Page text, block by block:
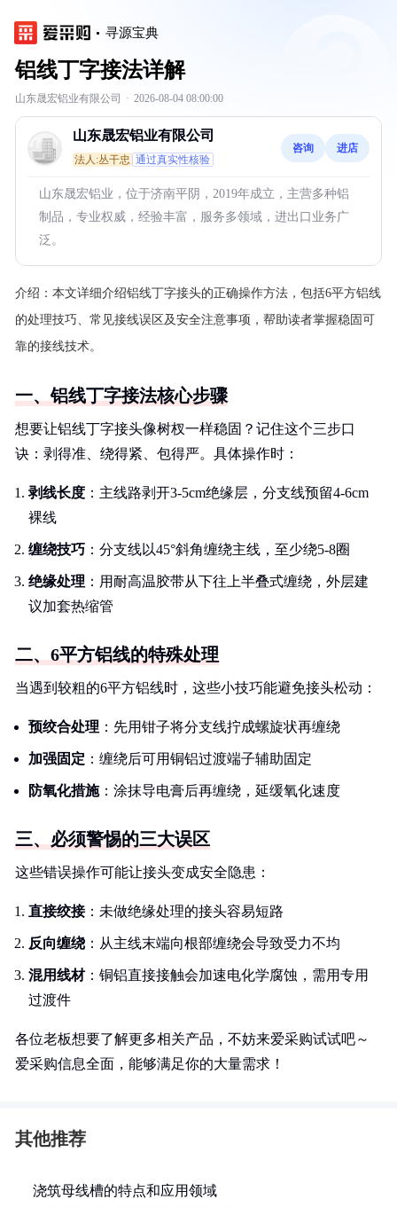
寻源宝典
铝线丁字接法详解
山东晟宏铝业有限公司 · 2026-08-04 08:00:00
山东晟宏铝业有限公司
法人:丛干忠 通过真实性核验
咨询 进店
山东晟宏铝业，位于济南平阴，2019年成立，主营多种铝
制品，专业权威，经验丰富，服务多领域，进出口业务广
泛。
介绍： 本文详细介绍铝线丁字接头的正确操作方法，包括6平方铝线
的处理技巧、常见接线误区及安全注意事项，帮助读者掌握稳固可
靠的接线技术。
一、铝线丁字接法核心步骤
想要让铝线丁字接头像树杈一样稳固？记住这个三步口
诀：剥得准、绕得紧、包得严。具体操作时：
剥线长度 ：主线路剥开3-5cm绝缘层，分支线预留4-6cm
裸线
缠绕技巧 ：分支线以45°斜角缠绕主线，至少绕5-8圈
绝缘处理 ：用耐高温胶带从下往上半叠式缠绕，外层建
议加套热缩管
二、6平方铝线的特殊处理
当遇到较粗的6平方铝线时，这些小技巧能避免接头松动：
预绞合处理 ：先用钳子将分支线拧成螺旋状再缠绕
加强固定 ：缠绕后可用铜铝过渡端子辅助固定
防氧化措施：涂抹导电膏后再缠绕，延缓氧化速度
三、必须警惕的三大误区
这些错误操作可能让接头变成安全隐患：
直接绞接：未做绝缘处理的接头容易短路
反向缠绕 ：从主线末端向根部缠绕会导致受力不均
混用线材：铜铝直接接触会加速电化学腐蚀，需用专用
过渡件
各位老板想要了解更多相关产品，不妨来爱采购试试吧～
爱采购信息全面，能够满足你的大量需求！
其他推荐
浇筑母线槽的特点和应用领域